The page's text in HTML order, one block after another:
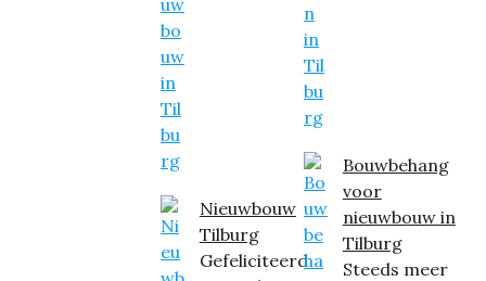
Nieuwbouw
Tilburg
Gefeliciteerd
Bouwbehang
voor
nieuwbouw in
Tilburg
Steeds meer